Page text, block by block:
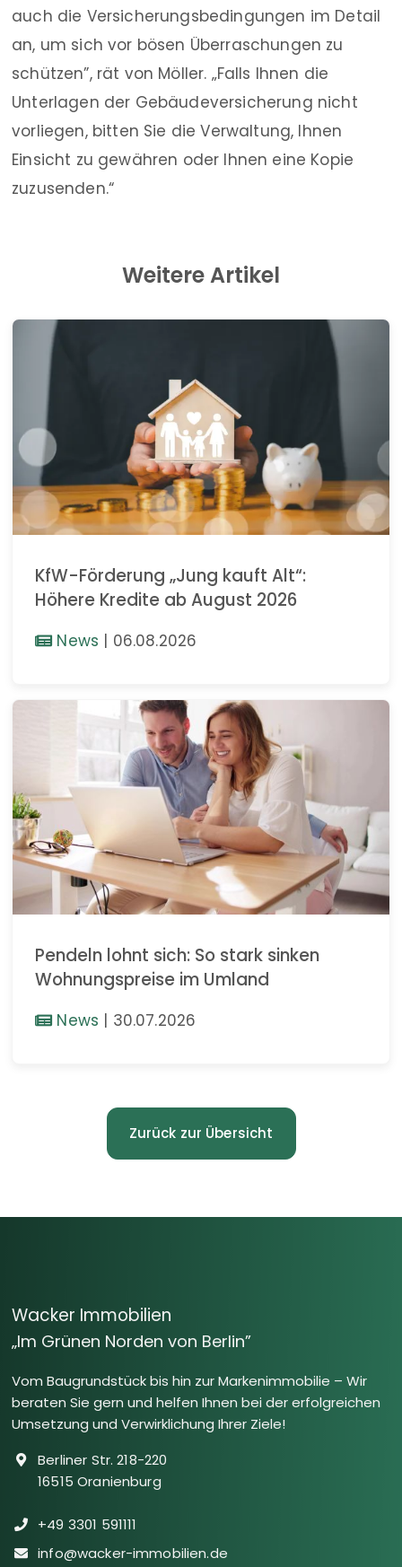
auch die Versicherungsbedingungen im Detail
an, um sich vor bösen Überraschungen zu
schützen”, rät von Möller. „Falls Ihnen die
Unterlagen der Gebäudeversicherung nicht
vorliegen, bitten Sie die Verwaltung, Ihnen
Einsicht zu gewähren oder Ihnen eine Kopie
zuzusenden.“
Weitere Artikel
KfW-Förderung „Jung kauft Alt“:
Höhere Kredite ab August 2026
News | 06.08.2026
Pendeln lohnt sich: So stark sinken
Wohnungspreise im Umland
News | 30.07.2026
Zurück zur Übersicht
Wacker Immobilien
„Im Grünen Norden von Berlin”
Vom Baugrundstück bis hin zur Markenimmobilie – Wir
beraten Sie gern und helfen Ihnen bei der erfolgreichen
Umsetzung und Verwirklichung Ihrer Ziele!
Berliner Str. 218-220
16515 Oranienburg
+49 3301 591111
info@wacker-immobilien.de